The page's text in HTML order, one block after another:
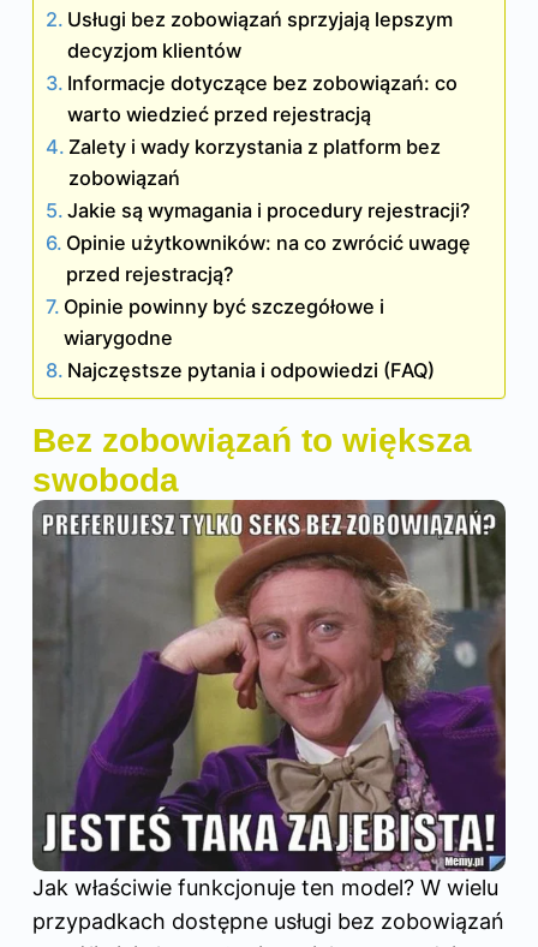
Usługi bez zobowiązań sprzyjają lepszym
decyzjom klientów
Informacje dotyczące bez zobowiązań: co
warto wiedzieć przed rejestracją
Zalety i wady korzystania z platform bez
zobowiązań
Jakie są wymagania i procedury rejestracji?
Opinie użytkowników: na co zwrócić uwagę
przed rejestracją?
Opinie powinny być szczegółowe i
wiarygodne
Najczęstsze pytania i odpowiedzi (FAQ)
Bez zobowiązań to większa
swoboda
Jak właściwie funkcjonuje ten model? W wielu
przypadkach dostępne usługi bez zobowiązań